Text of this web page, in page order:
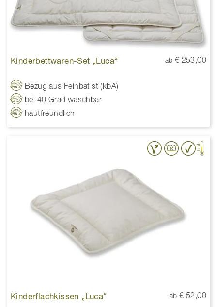
Kinderbettwaren-Set „Luca“ ab € 253,00
Bezug aus Feinbatist (kbA)
bei 40 Grad waschbar
hautfreundlich
Kinderflachkissen „Luca“ ab€ 52,00